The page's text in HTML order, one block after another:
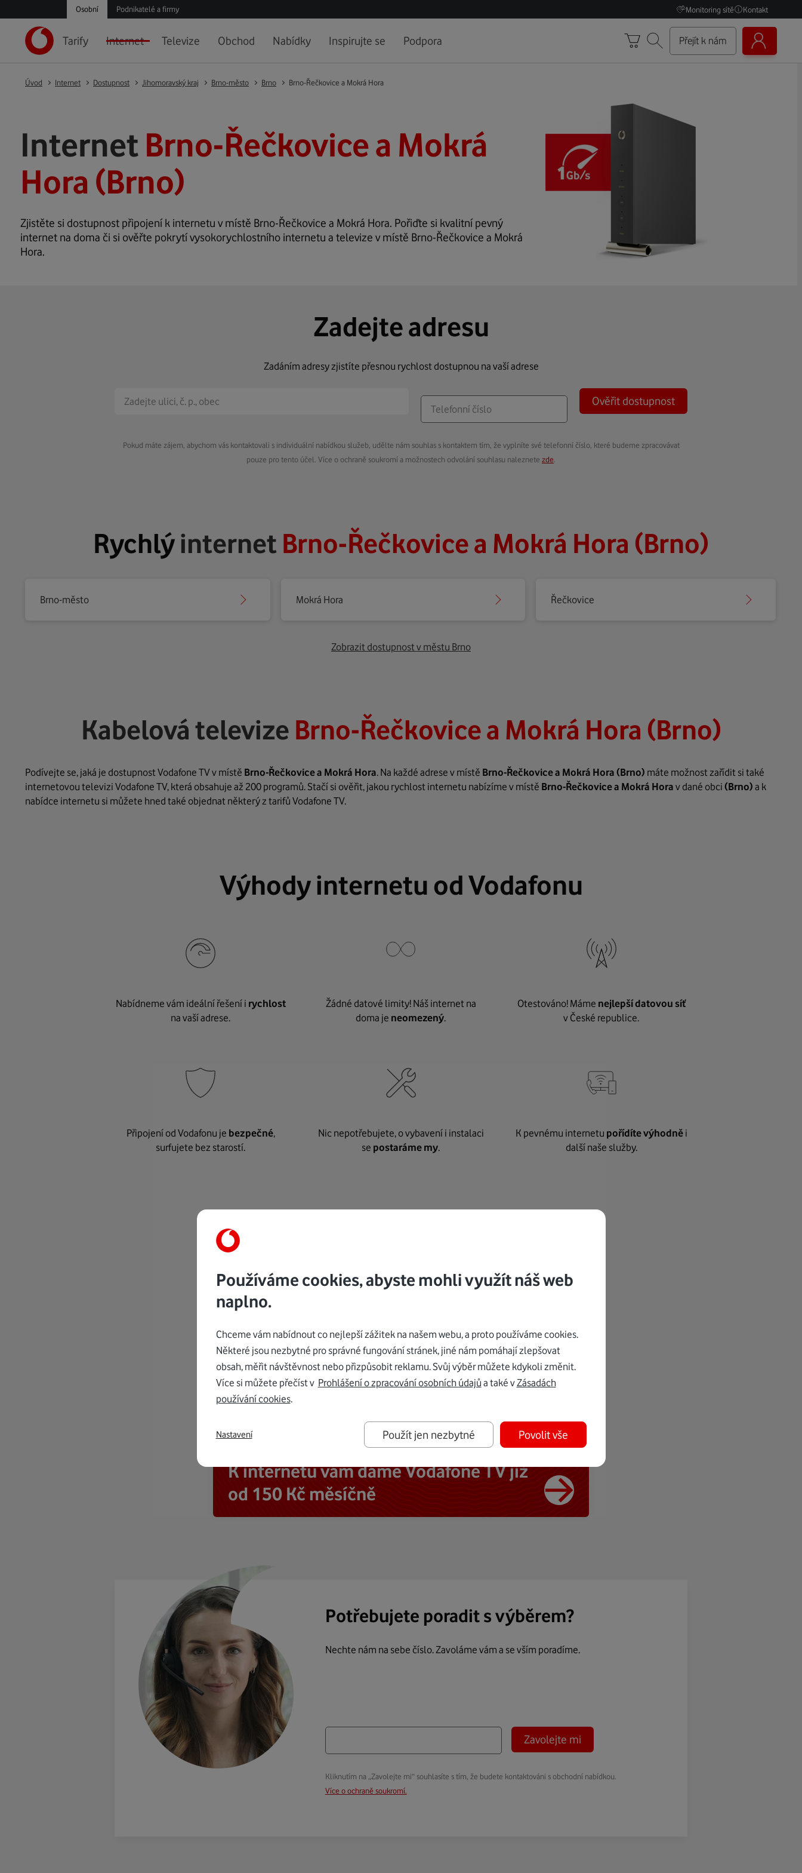
Osobní Podnikatelé a firmy Monitoring sítě Kontakt
Tarify Internet Televize Obchod Nabídky Inspirujte se Podpora Přejít k nám
Úvod Internet Dostupnost Jihomoravský kraj Brno-město Brno Brno-Řečkovice a Mokrá Hora
Internet Brno-Řečkovice a Mokrá
Hora (Brno)
Zjistěte si dostupnost připojení k internetu v místě Brno-Řečkovice a Mokrá Hora. Pořiďte si kvalitní pevný
internet na doma či si ověřte pokrytí vysokorychlostního internetu a televize v místě Brno-Řečkovice a Mokrá
Hora.
Zadejte adresu
Zadáním adresy zjistíte přesnou rychlost dostupnou na vaší adrese
Ověřit dostupnost
Pokud máte zájem, abychom vás kontaktovali s individuální nabídkou služeb, udělte nám souhlas s kontaktem tím, že vyplníte své telefonní číslo, které budeme zpracovávat
pouze pro tento účel. Více o ochraně soukromí a možnostech odvolání souhlasu naleznete zde
Rychlýinternet Brno-Řečkovice a Mokrá Hora (Brno)
Brno-město Mokrá Hora Řečkovice
Zobrazit dostupnost v městu Brno
Kabelová televize Brno-Řečkovice a Mokrá Hora (Brno)
Podívejte se, jaká je dostupnost Vodafone TV v místě Brno-Řečkovice a Mokrá Hora. Na každé adrese v místě Brno-Řečkovice a Mokrá Hora (Brno) máte možnost zařídit si také
internetovou televizi Vodafone TV, která obsahuje až 200 programů. Stačí si ověřit, jakou rychlost internetu nabízíme v místě Brno-Řečkovice a Mokrá Hora v dané obci (Brno) a k
nabídce internetu si můžete hned také objednat některý z tarifů Vodafone TV.
Výhody internetu od Vodafonu
Nabídneme vám ideální řešení i rychlost
na vaší adrese.
Žádné datové limity! Náš internet na
doma je neomezený.
Otestováno! Máme nejlepší datovou síť
v České republice.
Připojení od Vodafonu je bezpečné,
surfujete bez starostí.
Nic nepotřebujete, o vybavení i instalaci
se postaráme my.
K pevnému internetu pořídíte výhodněi
další naše služby.
K internetu vám dáme Vodafone TV již
od 150 Kč měsíčně
Potřebujete poradit s výběrem?
Nechte nám na sebe číslo. Zavoláme vám a se vším poradíme.
Zavolejte mi
Kliknutím na „Zavolejte mi“ souhlasíte s tím, že budete kontaktováni s obchodní nabídkou.
Více o ochraně soukromí.
Používáme cookies, abyste mohli využít náš web
naplno.
Chceme vám nabídnout co nejlepší zážitek na našem webu, a proto používáme cookies.
Některé jsou nezbytné pro správné fungování stránek, jiné nám pomáhají zlepšovat
obsah, měřit návštěvnost nebo přizpůsobit reklamu. Svůj výběr můžete kdykoli změnit.
Více si můžete přečíst v Prohlášení o zpracování osobních údajů a také vZásadách
používání cookies.
Použít jen nezbytné Povolit vše
Nastavení